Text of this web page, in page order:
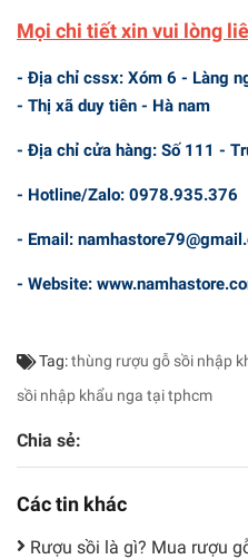
Mọi chi tiết xin vui lòng
- Địa chỉ cssx: Xóm 6 - Làng
- Thị xã duy tiên - Hà nam
- Địa chỉ cửa hàng: Số 111 -
- Hotline/Zalo: 0978.935.376
- Email:
- Website:
Tag:thùng rượu gỗ sồi nhập
sồi nhập khẩu nga tại tphcm
Chia sẻ:
Các tin khác
Rượu sồi là gì? Mua rượu